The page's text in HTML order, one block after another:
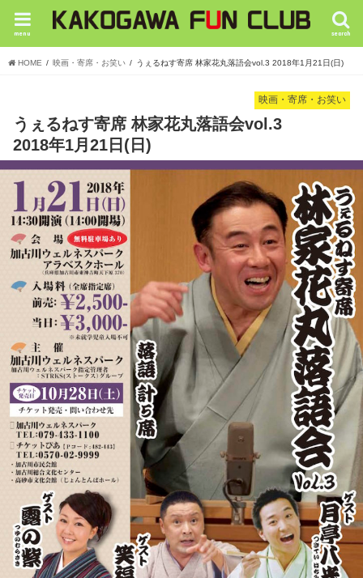
search
menu
HOME 映画・寄席・お笑い うぇるねす寄席 林家花丸落語会vol.3 2018年1月21日(日)
映画・寄席・お笑い
うぇるねす寄席 林家花丸落語会vol.3
2018年1月21日(日)